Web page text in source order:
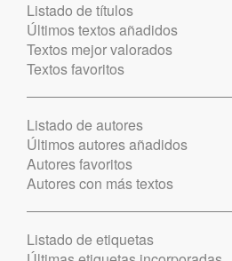
Listado de títulos
Últimos textos añadidos
Textos mejor valorados
Textos favoritos
Listado de autores
Últimos autores añadidos
Autores favoritos
Autores con más textos
Listado de etiquetas